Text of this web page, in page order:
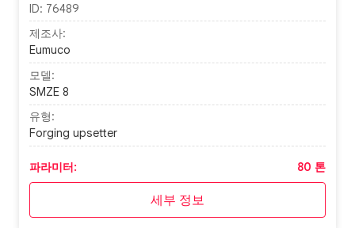
ID: 76489
제조사:
Eumuco
모델:
SMZE 8
유형:
Forging upsetter
파라미터: 80 톤
세부 정보